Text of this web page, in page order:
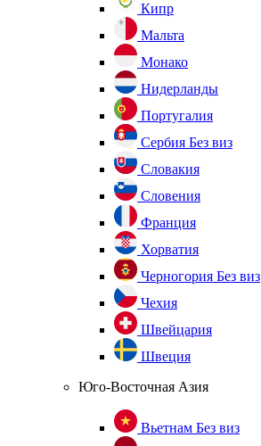
Кипр
Мальта
Монако
Нидерланды
Португалия
Сербия Без виз
Словакия
Словения
Франция
Хорватия
Черногория Без виз
Чехия
Швейцария
Швеция
Юго-Восточная Азия
Вьетнам Без виз